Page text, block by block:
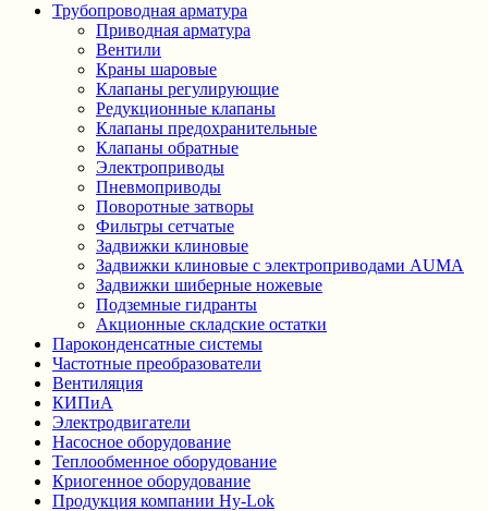
Трубопроводная арматура
Приводная арматура
Вентили
Краны шаровые
Клапаны регулирующие
Редукционные клапаны
Клапаны предохранительные
Клапаны обратные
Электроприводы
Пневмоприводы
Поворотные затворы
Фильтры сетчатые
Задвижки клиновые
Задвижки клиновые с электроприводами AUMA
Задвижки шиберные ножевые
Подземные гидранты
Акционные складские остатки
Пароконденсатные системы
Частотные преобразователи
Вентиляция
КИПиА
Электродвигатели
Насосное оборудование
Теплообменное оборудование
Криогенное оборудование
Продукция компании Hy-Lok